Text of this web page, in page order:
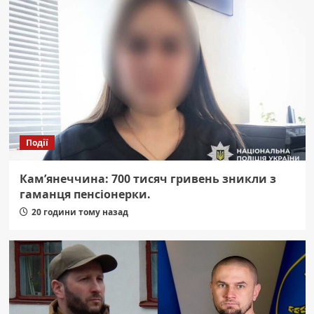
Події
Кам’янеччина: 700 тисяч гривень зникли з
гаманця пенсіонерки.
20 години тому назад